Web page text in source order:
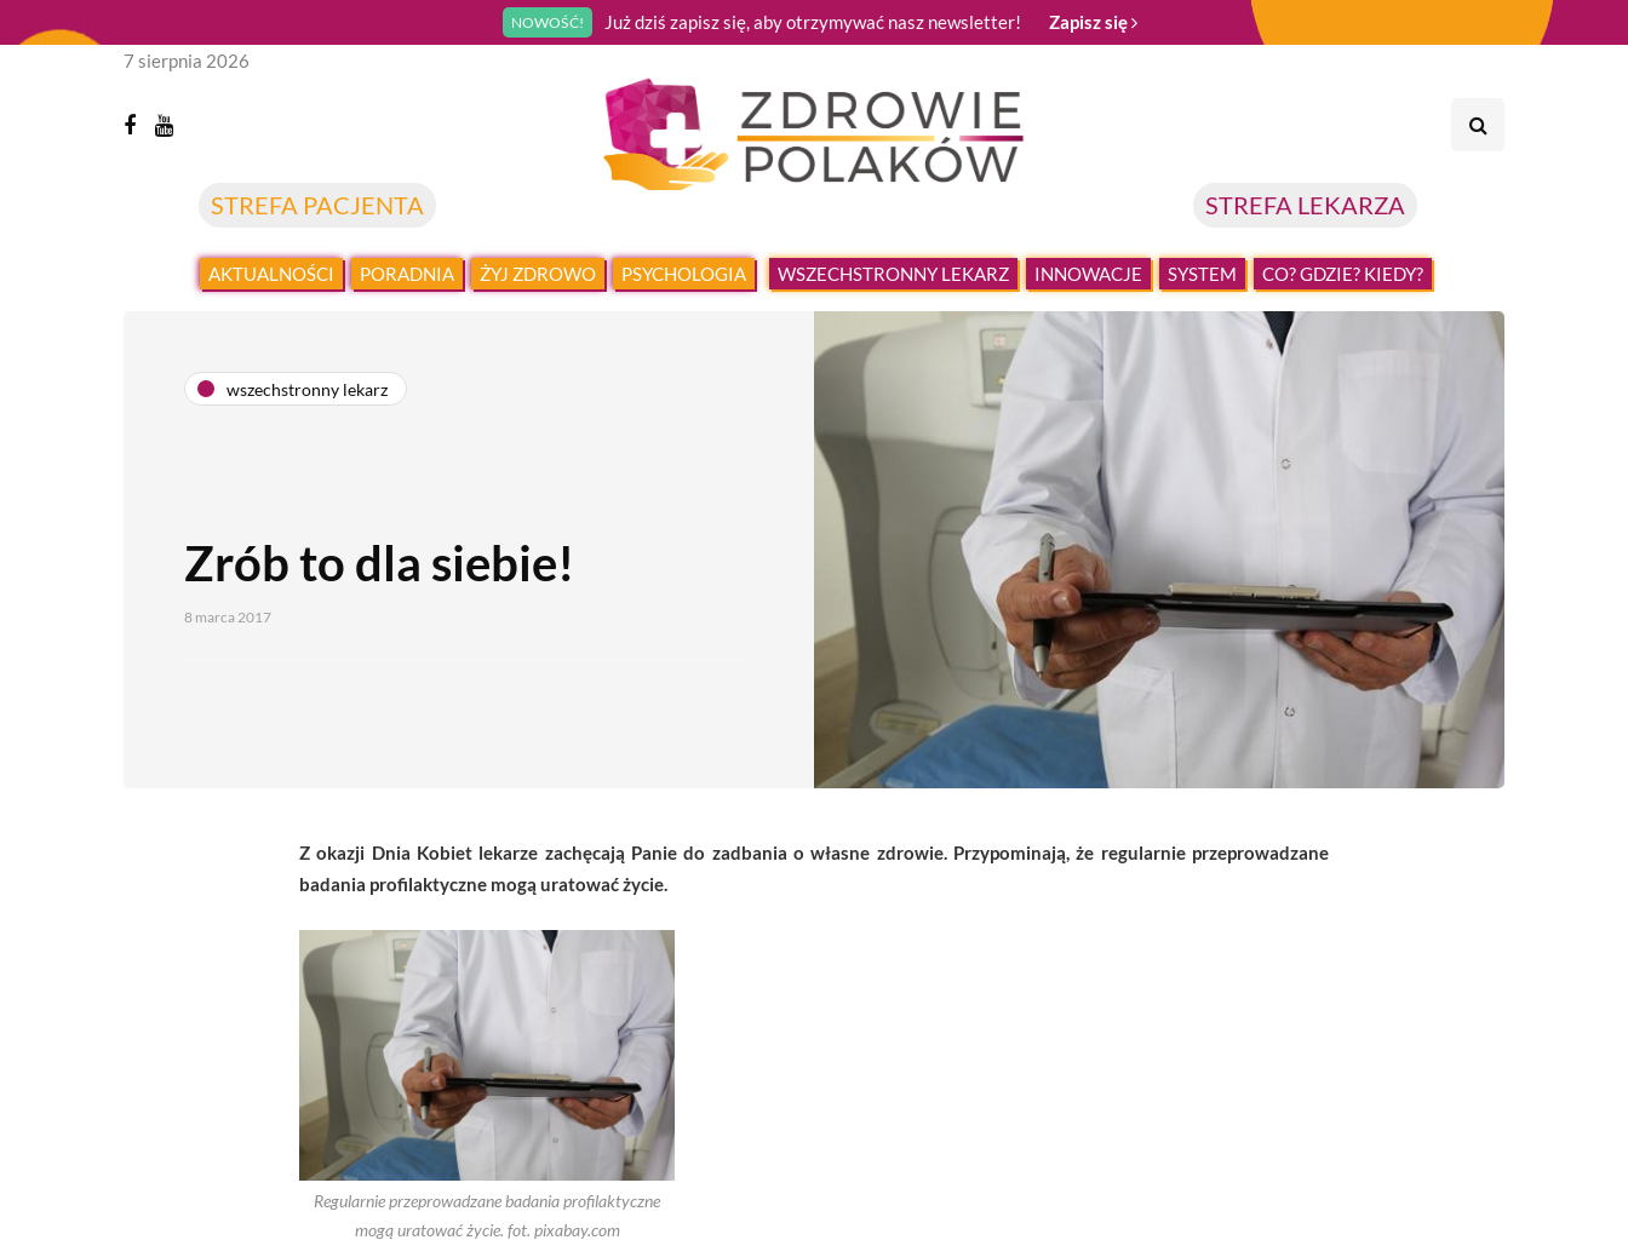
NOWOŚĆ! Już dziś zapisz się, aby otrzymywać nasz newsletter! Zapisz się
STREFA PACJENTA STREFA LEKARZA
7 sierpnia 2026
AKTUALNOŚCI PORADNIA ŻYJ ZDROWO PSYCHOLOGIA WSZECHSTRONNY LEKARZ INNOWACJE SYSTEM CO? GDZIE? KIEDY?
wszechstronny lekarz
Zrób to dla siebie!
8 marca 2017
Z okazji Dnia Kobiet lekarze zachęcają Panie do zadbania o własne zdrowie. Przypominają, że regularnie przeprowadzane
badania profilaktyczne mogą uratować życie.
Regularnie przeprowadzane badania profilaktyczne
mogą uratować życie. fot. pixabay.com